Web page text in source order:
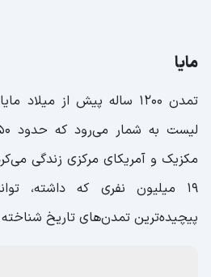
مایا
تمدن 1200 ساله پیش از
مکزیک و آمریکای مرکزی زندگی
19 میلیون نفری که داشته،
پیچیده‌ترین تمدن‌های تاریخ